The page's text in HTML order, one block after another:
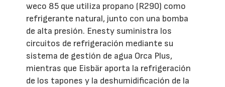
weco 85 que utiliza propano (R290) como
refrigerante natural, junto con una bomba
de alta presión. Enesty suministra los
circuitos de refrigeración mediante su
sistema de gestión de agua Orca Plus,
mientras que Eisbär aporta la refrigeración
de los tapones y la deshumidificación de la